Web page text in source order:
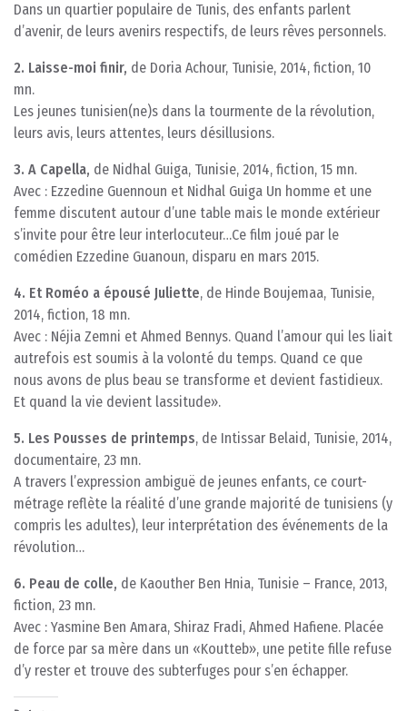
Dans un quartier populaire de Tunis, des enfants parlent
d’avenir, de leurs avenirs respectifs, de leurs rêves personnels.
2. Laisse-moi finir, de Doria Achour, Tunisie, 2014, fiction, 10
mn.
Les jeunes tunisien(ne)s dans la tourmente de la révolution,
leurs avis, leurs attentes, leurs désillusions.
3. A Capella, de Nidhal Guiga, Tunisie, 2014, fiction, 15 mn.
Avec : Ezzedine Guennoun et Nidhal Guiga Un homme et une
femme discutent autour d’une table mais le monde extérieur
s’invite pour être leur interlocuteur…Ce film joué par le
comédien Ezzedine Guanoun, disparu en mars 2015.
4. Et Roméo a épousé Juliette, de Hinde Boujemaa, Tunisie,
2014, fiction, 18 mn.
Avec : Néjia Zemni et Ahmed Bennys. Quand l’amour qui les liait
autrefois est soumis à la volonté du temps. Quand ce que
nous avons de plus beau se transforme et devient fastidieux.
Et quand la vie devient lassitude».
5. Les Pousses de printemps, de Intissar Belaid, Tunisie, 2014,
documentaire, 23 mn.
A travers l’expression ambiguë de jeunes enfants, ce court-
métrage reflète la réalité d’une grande majorité de tunisiens (y
compris les adultes), leur interprétation des événements de la
révolution…
6. Peau de colle, de Kaouther Ben Hnia, Tunisie – France, 2013,
fiction, 23 mn.
Avec : Yasmine Ben Amara, Shiraz Fradi, Ahmed Hafiene. Placée
de force par sa mère dans un «Koutteb», une petite fille refuse
d’y rester et trouve des subterfuges pour s’en échapper.